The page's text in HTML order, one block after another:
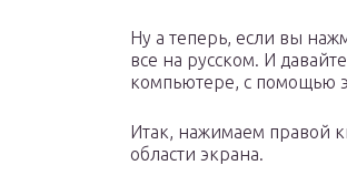
Ну а теперь, если вы
все на русском. И
компьютере, с помощью
Итак, нажимаем правой
области экрана.